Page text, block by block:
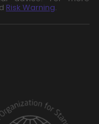
Risk Warning.